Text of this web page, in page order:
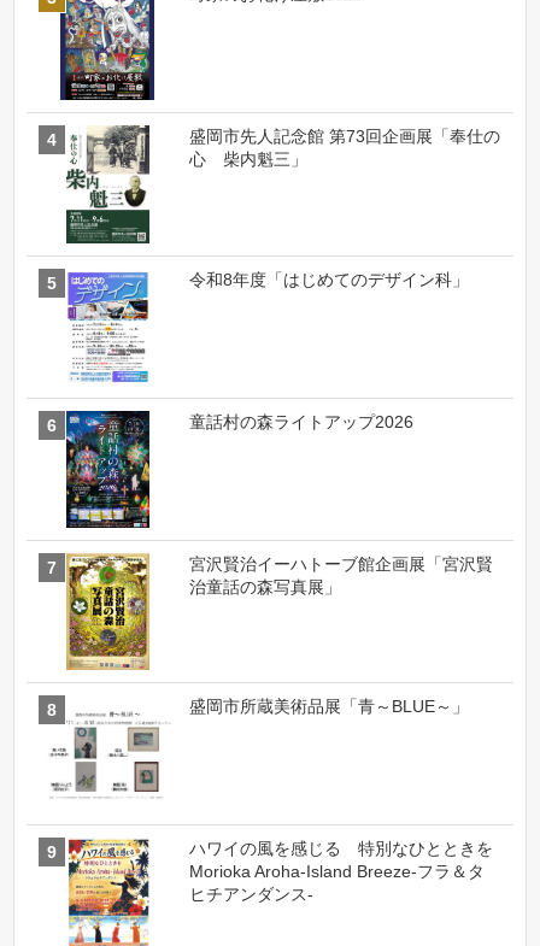
盛岡市先人記念館 第73回企画展「奉仕の
心 柴内魁三」
令和8年度「はじめてのデザイン科」
童話村の森ライトアップ2026
宮沢賢治イーハトーブ館企画展「宮沢賢
治童話の森写真展」
盛岡市所蔵美術品展「青～BLUE～」
ハワイの風を感じる 特別なひとときを
Morioka Aroha-Island Breeze-フラ＆タ
ヒチアンダンス-